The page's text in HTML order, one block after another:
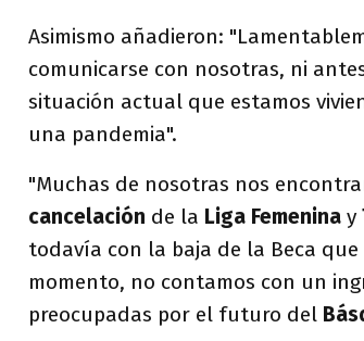
Asimismo añadieron:
comunicarse con nosotras, ni
situación actual que estamos
una pandemia".
"Muchas de nosotras nos
cancelación de la Liga Femenina y
todavía con la baja de la Beca
momento, no contamos con un
preocupadas por el futuro del